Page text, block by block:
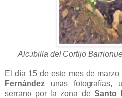
Alcubilla del Cortijo
El día 15 de este mes de
Fernández unas fotografías,
serrano por la zona de Santo